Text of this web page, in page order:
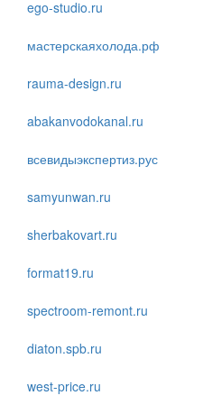
ego-studio.ru
мастерскаяхолода.рф
rauma-design.ru
abakanvodokanal.ru
всевидыэкспертиз.рус
samyunwan.ru
sherbakovart.ru
format19.ru
spectroom-remont.ru
diaton.spb.ru
west-price.ru